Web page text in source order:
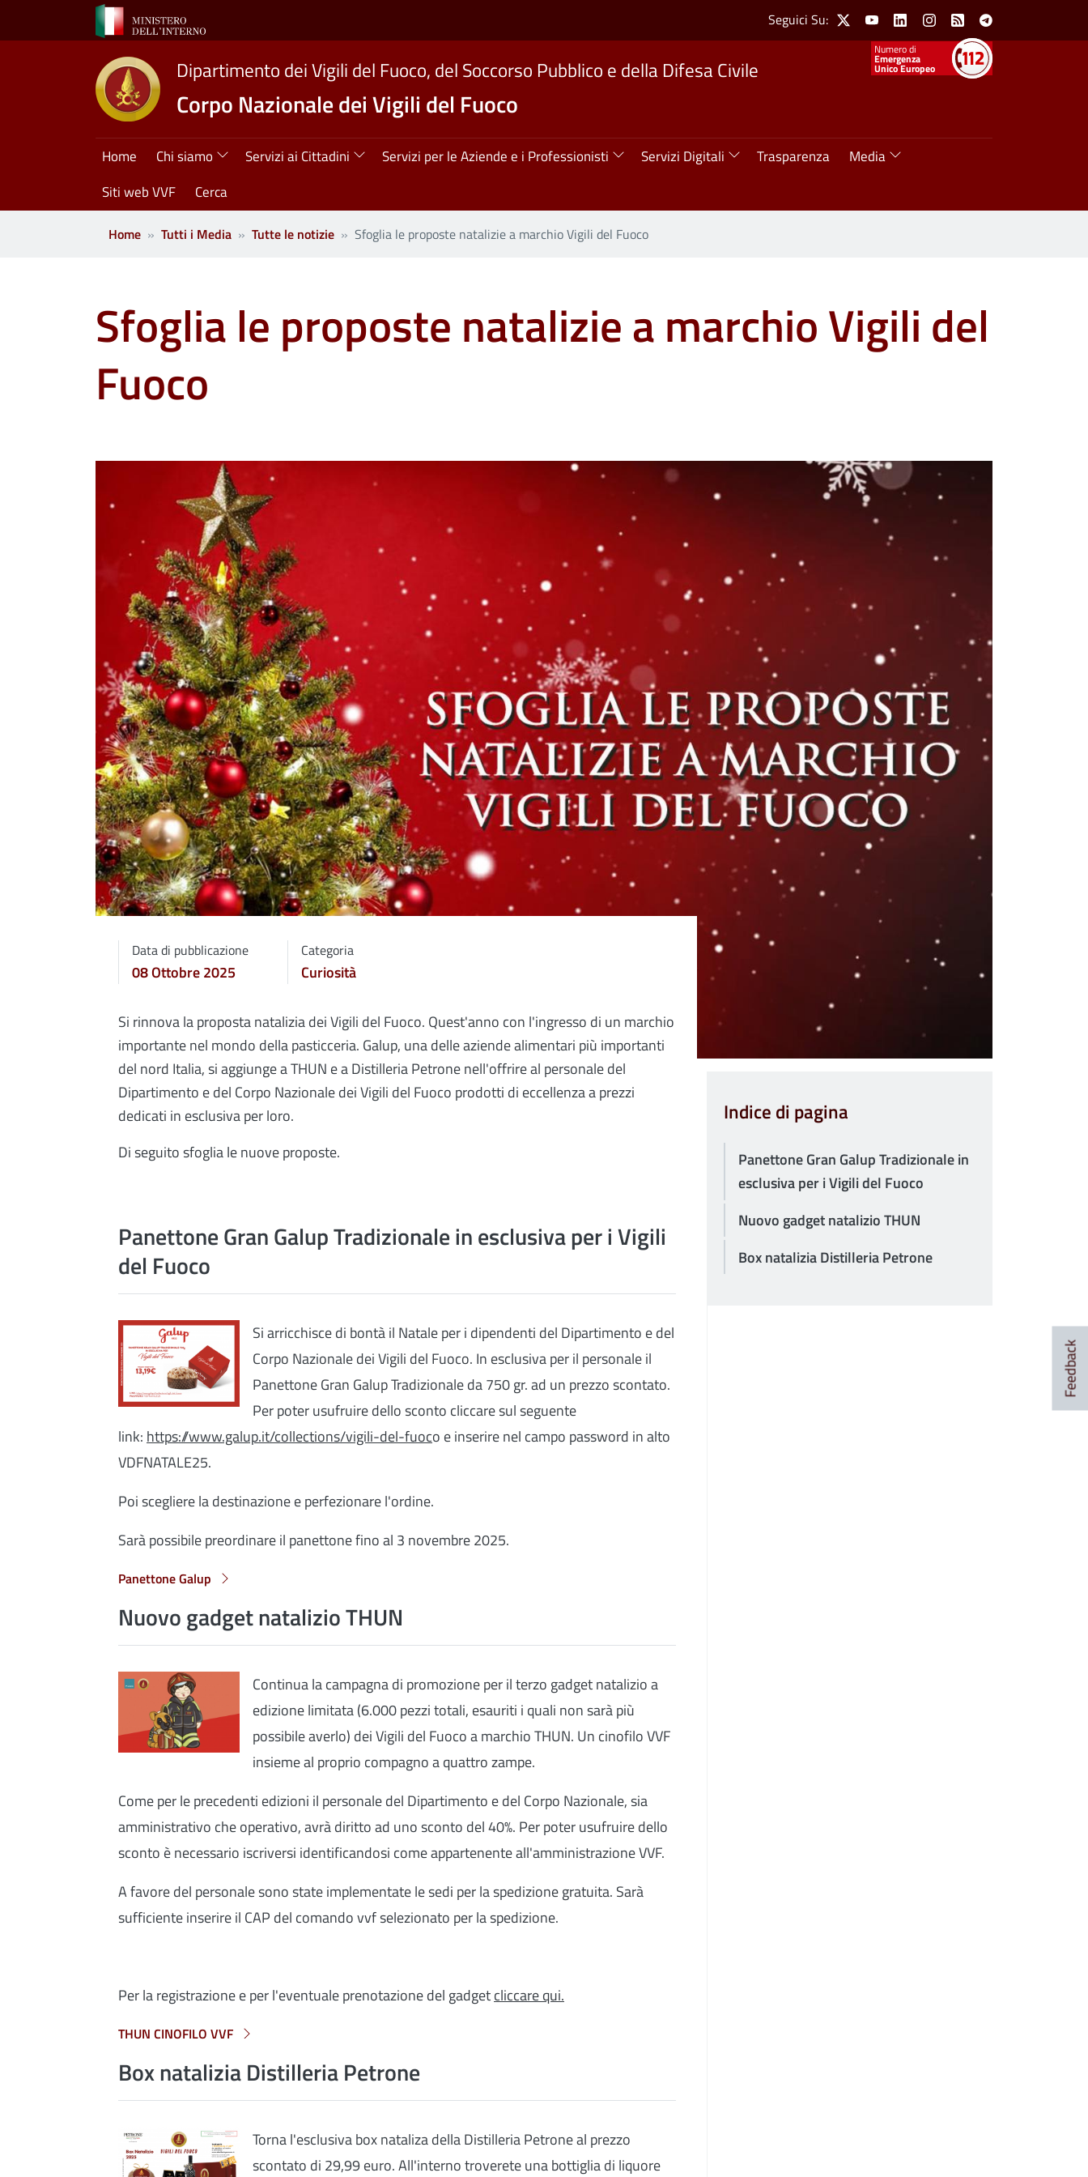
Salta al contenuto principale Social Menu
Seguici Su: X YoutubeLinkedinInstagram
Feed Telegram
Numeri utili
Emergenza
Unico Europeo
Dipartimento dei Vigili del Fuoco, del Soccorso Pubblico e della Difesa Civile
Corpo Nazionale dei Vigili del Fuoco
Navigazione principale
Home Chi siamo Servizi ai Cittadini Servizi per le Aziende e i Professionisti Servizi Digitali Trasparenza
Media
Siti web VVF
Cerca
Home Tutti i Media Tutte le notizie Sfoglia le proposte natalizie a marchio Vigili del Fuoco
Sfoglia le proposte natalizie a marchio Vigili del
Fuoco
Data di pubblicazione
08 Ottobre 2025
Categoria
Curiosità
Si rinnova la proposta natalizia dei Vigili del Fuoco. Quest'anno con l'ingresso di un marchio
importante nel mondo della pasticceria. Galup, una delle aziende alimentari più importanti
del nord Italia, si aggiunge a THUN e a Distilleria Petrone nell'offrire al personale del
Dipartimento e del Corpo Nazionale dei Vigili del Fuoco prodotti di eccellenza a prezzi
dedicati in esclusiva per loro.
Di seguito sfoglia le nuove proposte.
Panettone Gran Galup Tradizionale in esclusiva per i Vigili
del Fuoco
Si arricchisce di bontà il Natale per i dipendenti del Dipartimento e del
Corpo Nazionale dei Vigili del Fuoco. In esclusiva per il personale il
Panettone Gran Galup Tradizionale da 750 gr. ad un prezzo scontato.
Per poter usufruire dello sconto cliccare sul seguente
link:https://www.galup.it/collections/vigili-del-fuoco e inserire nel campo password in alto
VDFNATALE25.
Poi scegliere la destinazione e perfezionare l'ordine.
Sarà possibile preordinare il panettone fino al 3 novembre 2025.
Panettone Galup
Nuovo gadget natalizio THUN
Continua la campagna di promozione per il terzo gadget natalizio a
edizione limitata (6.000 pezzi totali, esauriti i quali non sarà più
possibile averlo) dei Vigili del Fuoco a marchio THUN. Un cinofilo VVF
insieme al proprio compagno a quattro zampe.
Come per le precedenti edizioni il personale del Dipartimento e del Corpo Nazionale, sia
amministrativo che operativo, avrà diritto ad uno sconto del 40%. Per poter usufruire dello
sconto è necessario iscriversi identificandosi come appartenente all'amministrazione VVF.
A favore del personale sono state implementate le sedi per la spedizione gratuita. Sarà
sufficiente inserire il CAP del comando vvf selezionato per la spedizione.
Per la registrazione e per l'eventuale prenotazione del gadgetcliccare qui.
THUN CINOFILO VVF
Box natalizia Distilleria Petrone
Torna l'esclusiva box nataliza della Distilleria Petrone al prezzo
scontato di 29,99 euro. All'interno troverete una bottiglia di liquore
Indice di pagina
Panettone Gran Galup Tradizionale in
esclusiva per i Vigili del Fuoco
Nuovo gadget natalizio THUN
Box natalizia Distilleria Petrone
Feedback